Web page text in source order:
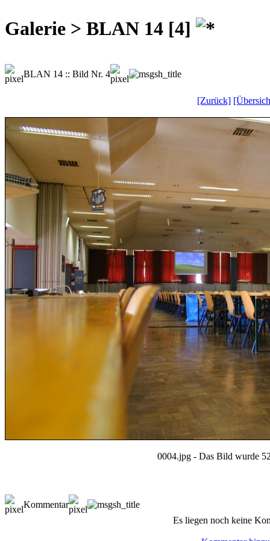
Galerie > BLAN 14 [4]
BLAN 14 :: Bild Nr. 4
[Zurück]
0004.jpg - Das Bild wurde
Kommentar
Es liegen noch keine